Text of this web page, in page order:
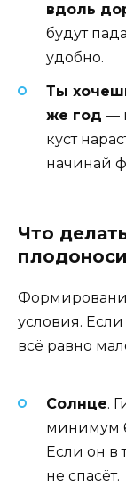
вдоль
будут
удобно.
Ты
же год —
куст
начинай
Что
условия.
всё равно
Солнце.
минимум
Если он в
не спасёт.